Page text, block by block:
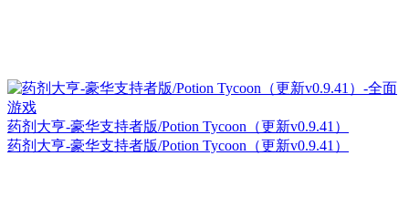
药剂大亨-豪华支持者版/Potion Tycoon（更新v0.9.41）
药剂大亨-豪华支持者版/Potion Tycoon（更新v0.9.41）